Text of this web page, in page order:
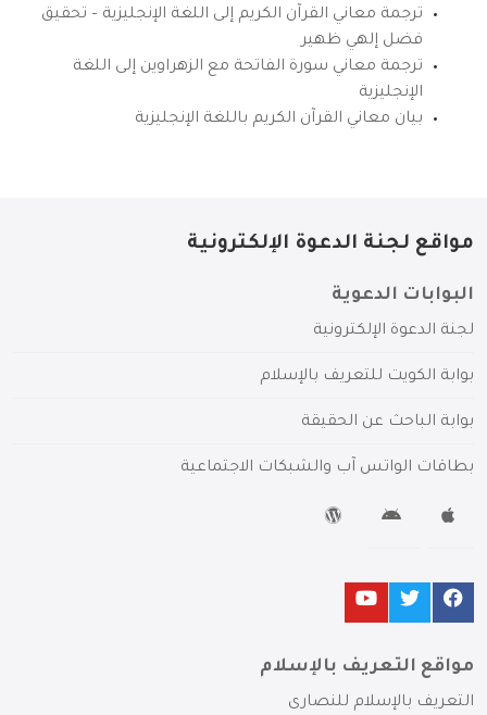
ترجمة معاني القرآن الكريم إلى اللغة الإنجليزية – تحقيق
فضل إلهي ظهير
ترجمة معاني سورة الفاتحة مع الزهراوين إلى اللغة
الإنجليزية
بيان معاني القرآن الكريم باللغة الإنجليزية
مواقع لجنة الدعوة الإلكترونية
البوابات الدعوية
لجنة الدعوة الإلكترونية
بوابة الكويت للتعريف بالإسلام
بوابة الباحث عن الحقيقة
بطاقات الواتس آب والشبكات الاجتماعية
مواقع التعريف بالإسلام
التعريف بالإسلام للنصارى